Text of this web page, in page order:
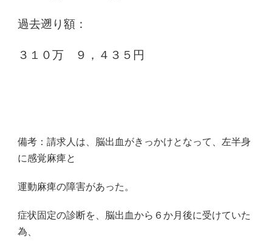
過去遡り額：
３１０万 ９，４３５円
備考：請求人は、脳出血がきっかけとなって、左半身
に感覚麻痺と
運動麻痺の障害があった。
症状固定の診断を、脳出血から６か月後に受けていた
為、